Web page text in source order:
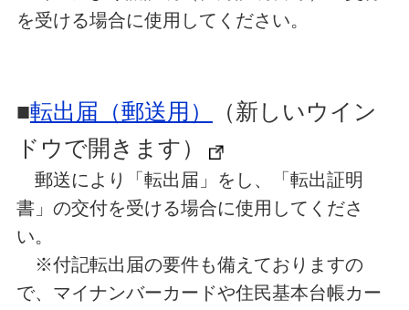
を受ける場合に使用してください。
■転出届（郵送用）
（新しいウイン
ドウで開きます）
郵送により「転出届」をし、「転出証明
書」の交付を受ける場合に使用してくださ
い。
※付記転出届の要件も備えておりますの
で、マイナンバーカードや住民基本台帳カー